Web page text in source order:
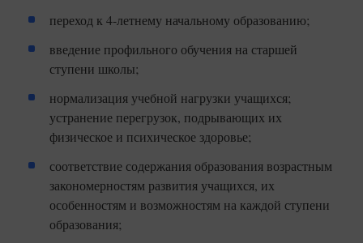
переход к 4-летнему начальному образованию;
введение профильного обучения на старшей
ступени школы;
нормализация учебной нагрузки учащихся;
устранение перегрузок, подрывающих их
физическое и психическое здоровье;
соответствие содержания образования возрастным
закономерностям развития учащихся, их
особенностям и возможностям на каждой ступени
образования;